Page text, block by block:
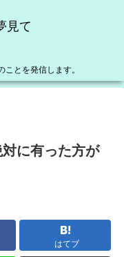
見て
とを発信します。
に有った方が
はてブ